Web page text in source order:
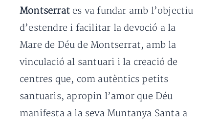
Montserrat es va fundar amb l’objectiu
d’estendre i facilitar la devoció a la
Mare de Déu de Montserrat, amb la
vinculació al santuari i la creació de
centres que, com autèntics petits
santuaris, apropin l’amor que Déu
manifesta a la seva Muntanya Santa a